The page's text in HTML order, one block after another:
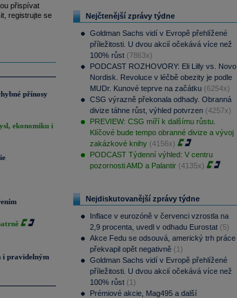
přispívat
registrujte se
přínosy
ekonomiku i
i pravidelným
Nejčtenější zprávy týdne
Goldman Sachs vidí v Evropě přehlížené
příležitosti. U dvou akcií očekává více než
100% růst (7863x)
PODCAST ROZHOVORY: Eli Lilly vs. Novo
Nordisk. Revoluce v léčbě obezity je podle
MUDr. Kunové teprve na začátku (6254x)
CSG výrazně překonala odhady. Obranná
divize táhne růst, výhled potvrzen (4257x)
PREVIEW: CSG míří k dalšímu růstu.
Klíčové bude tempo obranné divize a vývoj
zakázkové knihy (4156x)
PODCAST Týdenní výhled: V centru
pozornosti AMD a Palantir (4135x)
Nejdiskutovanější zprávy týdne
Inflace v eurozóně v červenci vzrostla na
2,9 procenta, uvedl v odhadu Eurostat (5)
Akce Fedu se odsouvá, americký trh práce
překvapil opět negativně (1)
Goldman Sachs vidí v Evropě přehlížené
příležitosti. U dvou akcií očekává více než
100% růst (1)
Prémiové akcie, Mag495 a další